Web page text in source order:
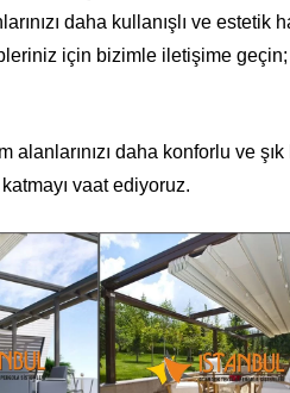
daha kullanışlı ve estetik
için bizimle iletişime geçin;
daha konforlu ve
vaat ediyoruz.